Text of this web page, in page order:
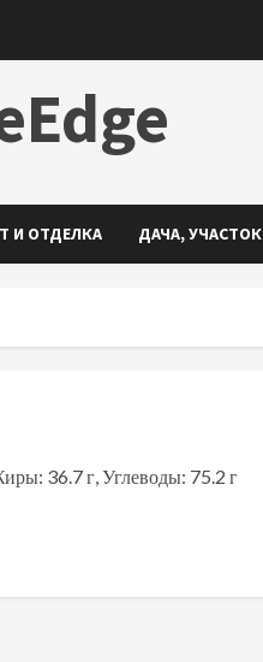
И ОТДЕЛКА ДАЧА, УЧАСТОК
36.7 г, Углеводы: 75.2 г